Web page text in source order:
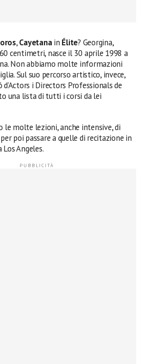
,Cayetanain Élite? Georgina,
centimetri, nasce il 30 aprile 1998 a
Non abbiamo molte informazioni
Sul suo percorso artistico, invece,
d’Actors i Directors Professionals de
una lista di tutti i corsi da lei
le molte lezioni, anche intensive, di
poi passare a quelle di recitazione in
Los Angeles.